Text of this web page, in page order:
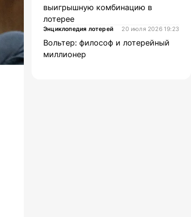
выигрышную комбинацию в
лотерее
Энциклопедия лотерей 20 июля 2026 19:23
Вольтер: философ и лотерейный
миллионер